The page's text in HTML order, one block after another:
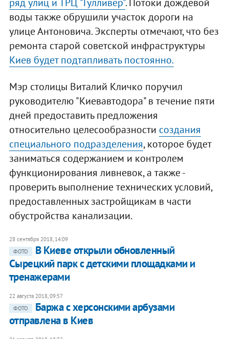
ряд улиц и ТРЦ "Гулливер". Потоки дождевой
воды также обрушили участок дороги на
улице Антоновича. Эксперты отмечают, что без
ремонта старой советской инфраструктуры
Киев будет подтапливать постоянно.
Мэр столицы Виталий Кличко поручил
руководителю "Киевавтодора" в течение пяти
дней предоставить предложения
относительно целесообразности создания
специального подразделения, которое будет
заниматься содержанием и контролем
функционирования ливневок, а также -
проверить выполнение технических условий,
предоставленных застройщикам в части
обустройства канализации.
28 сентября 2018, 14:09
ФОТО
В Киеве открыли обновленный
Сырецкий парк с детскими площадками и
тренажерами
22 августа 2018, 09:57
ФОТО
Баржа с херсонскими арбузами
отправлена в Киев